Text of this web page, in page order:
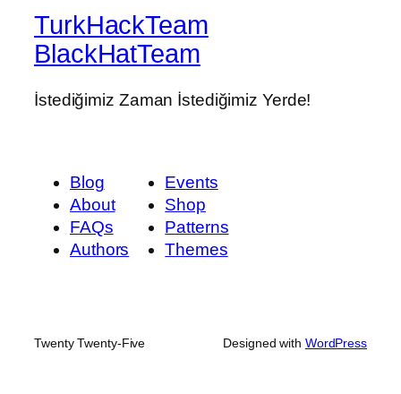
TurkHackTeam
BlackHatTeam
İstediğimiz Zaman İstediğimiz Yerde!
Blog
About
FAQs
Authors
Events
Shop
Patterns
Themes
Twenty Twenty-Five Designed with WordPress